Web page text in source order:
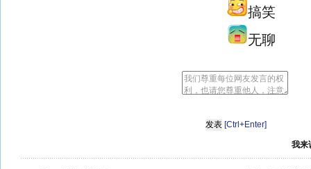
搞笑
无聊
[Ctrl+Enter]
我来